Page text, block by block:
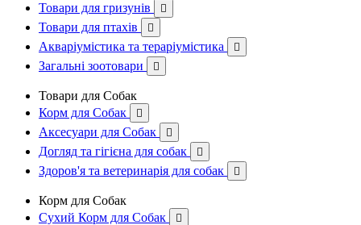
Товари для гризунів 
Товари для птахів 
Акваріумістика та тераріумістика 
Загальні зоотовари 
Товари для Собак
Корм для Собак

Аксесуари для Собак 
Догляд та гігієна для собак 
Здоров'я та ветеринарія для собак 
Корм для Собак
Сухий Корм для Собак
